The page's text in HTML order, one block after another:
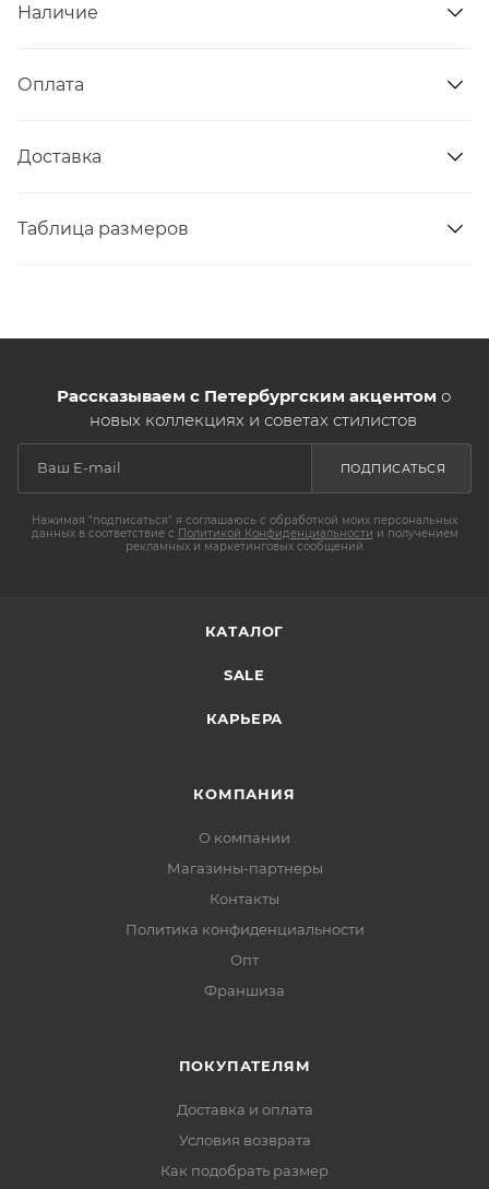
Наличие
Оплата
Доставка
Таблица размеров
Рассказываем с Петербургским акцентом о
новых коллекциях и советах стилистов
ПОДПИСАТЬСЯ
Нажимая "подписаться" я соглашаюсь с обработкой моих персональных
данных в соответствие с Политикой Конфиденциальности и получением
рекламных и маркетинговых сообщений
КАТАЛОГ
SALE
КАРЬЕРА
КОМПАНИЯ
О компании
Магазины-партнеры
Контакты
Политика конфиденциальности
Опт
Франшиза
ПОКУПАТЕЛЯМ
Доставка и оплата
Условия возврата
Как подобрать размер